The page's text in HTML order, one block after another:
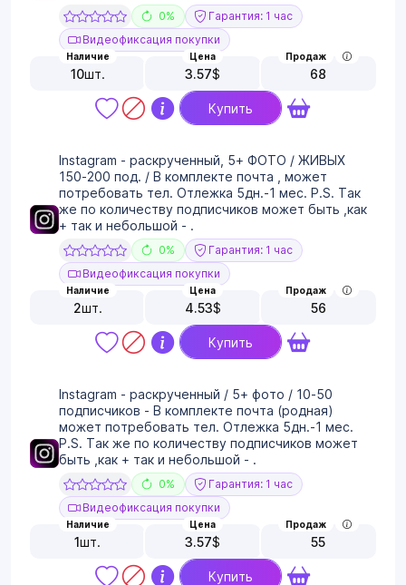
0%
Гарантия: 1 час
Видеофиксация покупки
Наличие
10шт.
Цена
3.57$
Продаж
68
Купить
Instagram - раскрученный, 5+ ФОТО / ЖИВЫХ
150-200 под. / В комплекте почта , может
потребовать тел. Отлежка 5дн.-1 мес. P.S. Так
же по количеству подписчиков может быть ,как
+ так и небольшой - .
0%
Гарантия: 1 час
Видеофиксация покупки
Наличие
2шт.
Цена
4.53$
Продаж
56
Купить
Instagram - раскрученный / 5+ фото / 10-50
подписчиков - В комплекте почта (родная)
может потребовать тел. Отлежка 5дн.-1 мес.
P.S. Так же по количеству подписчиков может
быть ,как + так и небольшой - .
0%
Гарантия: 1 час
Видеофиксация покупки
Наличие
1шт.
Цена
3.57$
Продаж
55
Купить